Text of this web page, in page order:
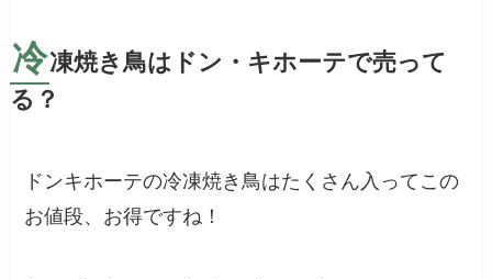
冷凍焼き鳥はドン・キホーテで売って
る？
ドンキホーテの冷凍焼き鳥はたくさん入ってこの
お値段、お得ですね！